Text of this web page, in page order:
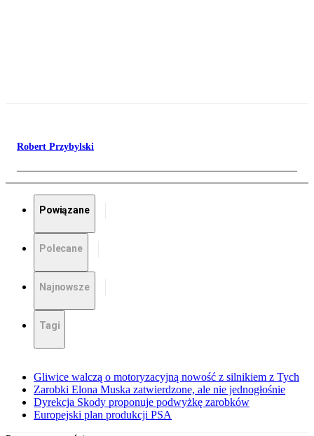
Robert Przybylski
Powiązane
Polecane
Najnowsze
Tagi
Gliwice walczą o motoryzacyjną nowość z silnikiem z Tych
Zarobki Elona Muska zatwierdzone, ale nie jednogłośnie
Dyrekcja Skody proponuje podwyżkę zarobków
Europejski plan produkcji PSA